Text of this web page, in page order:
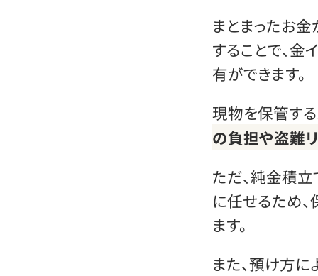
まとまったお
することで、金
有ができます。
現物を保管す
の負担や盗難
ただ、純金積
に任せるため
ます。
また、預け方